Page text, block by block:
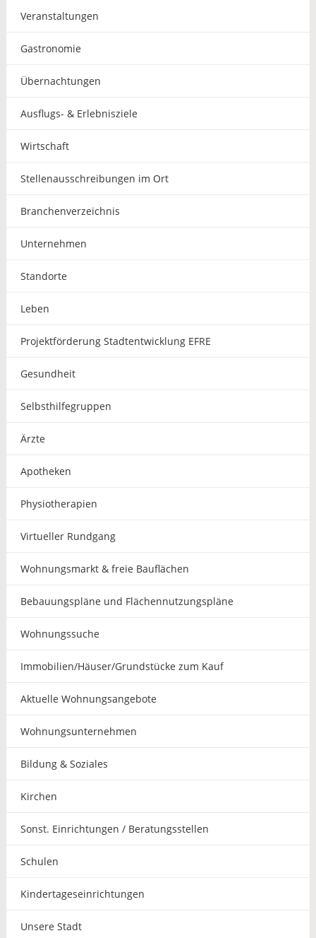
Veranstaltungen
Gastronomie
Übernachtungen
Ausflugs- & Erlebnisziele
Wirtschaft
Stellenausschreibungen im Ort
Branchenverzeichnis
Unternehmen
Standorte
Leben
Projektförderung Stadtentwicklung EFRE
Gesundheit
Selbsthilfegruppen
Ärzte
Apotheken
Physiotherapien
Virtueller Rundgang
Wohnungsmarkt & freie Bauflächen
Bebauungspläne und Flächennutzungspläne
Wohnungssuche
Immobilien/Häuser/Grundstücke zum Kauf
Aktuelle Wohnungsangebote
Wohnungsunternehmen
Bildung & Soziales
Kirchen
Sonst. Einrichtungen / Beratungsstellen
Schulen
Kindertageseinrichtungen
Unsere Stadt